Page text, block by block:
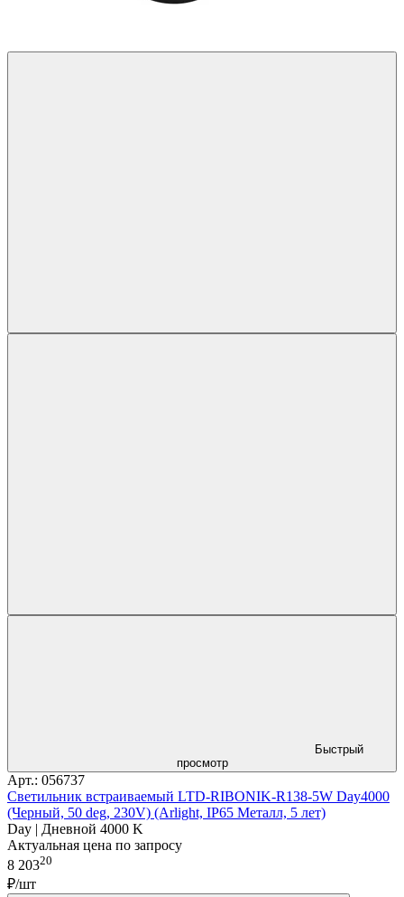
Быстрый
просмотр
Арт.: 056737
Светильник встраиваемый LTD-RIBONIK-R138-5W Day4000
(Черный, 50 deg, 230V) (Arlight, IP65 Металл, 5 лет)
Day | Дневной 4000 K
Актуальная цена по запросу
8 20320
₽/шт